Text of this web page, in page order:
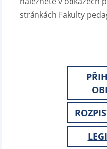
stránkách Fakulty